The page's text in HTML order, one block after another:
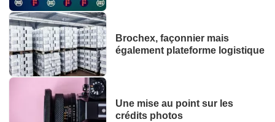
Brochex, façonnier mais
également plateforme logistique
Une mise au point sur les
crédits photos